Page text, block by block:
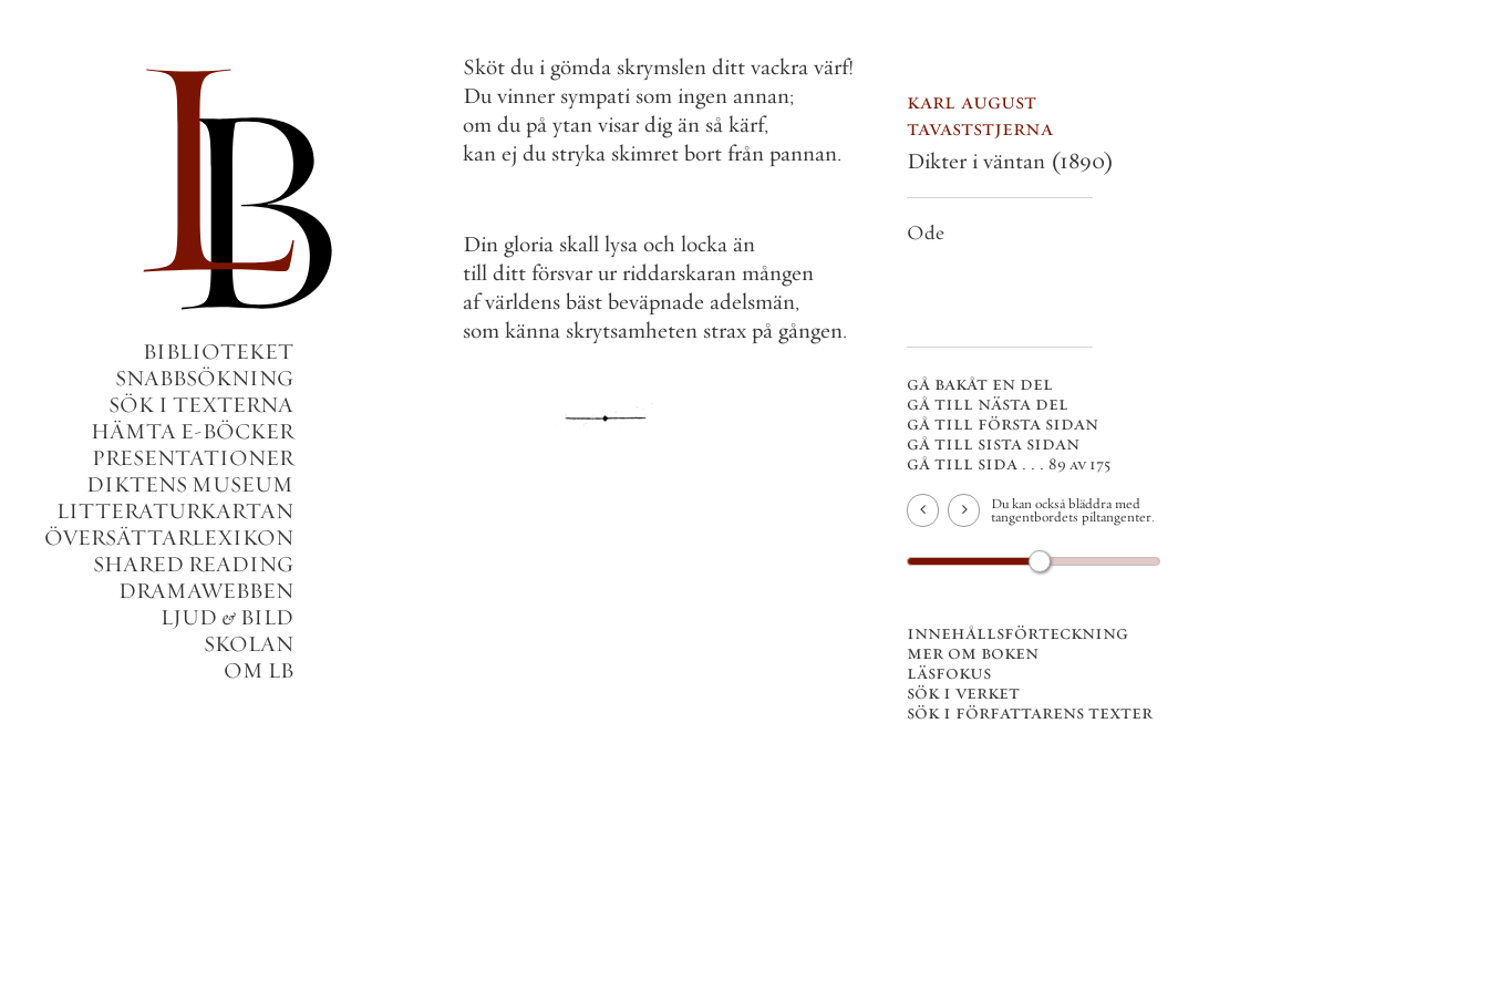
BIBLIOTEKET
SNABBSÖKNING
SÖK I TEXTERNA
HÄMTA E-BÖCKER
PRESENTATIONER
DIKTENS MUSEUM
LITTERATURKARTAN
ÖVERSÄTTARLEXIKON
SHARED READING
DRAMAWEBBEN
LJUD & BILD
SKOLAN
OM LB
Sköt du i gömda skrymslen ditt vackra värf!
Du vinner sympati som ingen annan;
om du på ytan visar dig än så kärf,
kan ej du stryka skimret bort från pannan.
Din gloria skall lysa och locka än
till ditt försvar ur riddarskaran mången
af världens bäst beväpnade adelsmän,
som känna skrytsamheten strax på gången.
karl august
tavaststjerna
Dikter i väntan (1890)
Ode
gå bakåt en del
gå till nästa del
gå till första sidan
gå till sista sidan
gå till sida . . . 89 av 175
Du kan också bläddra med
tangentbordets piltangenter.
innehållsförteckning
mer om boken
läsfokus
sök i verket
sök i författarens texter